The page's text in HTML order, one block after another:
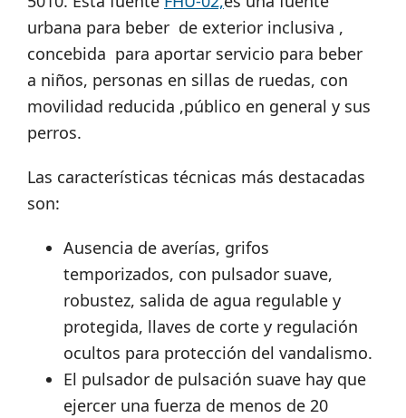
urbana para beber de exterior inclusiva ,
concebida para aportar servicio para beber
a niños, personas en sillas de ruedas, con
movilidad reducida ,público en general y sus
perros.
Las características técnicas más destacadas
son:
Ausencia de averías, grifos
temporizados, con pulsador suave,
robustez, salida de agua regulable y
protegida, llaves de corte y regulación
ocultos para protección del vandalismo.
El pulsador de pulsación suave hay que
ejercer una fuerza de menos de 20